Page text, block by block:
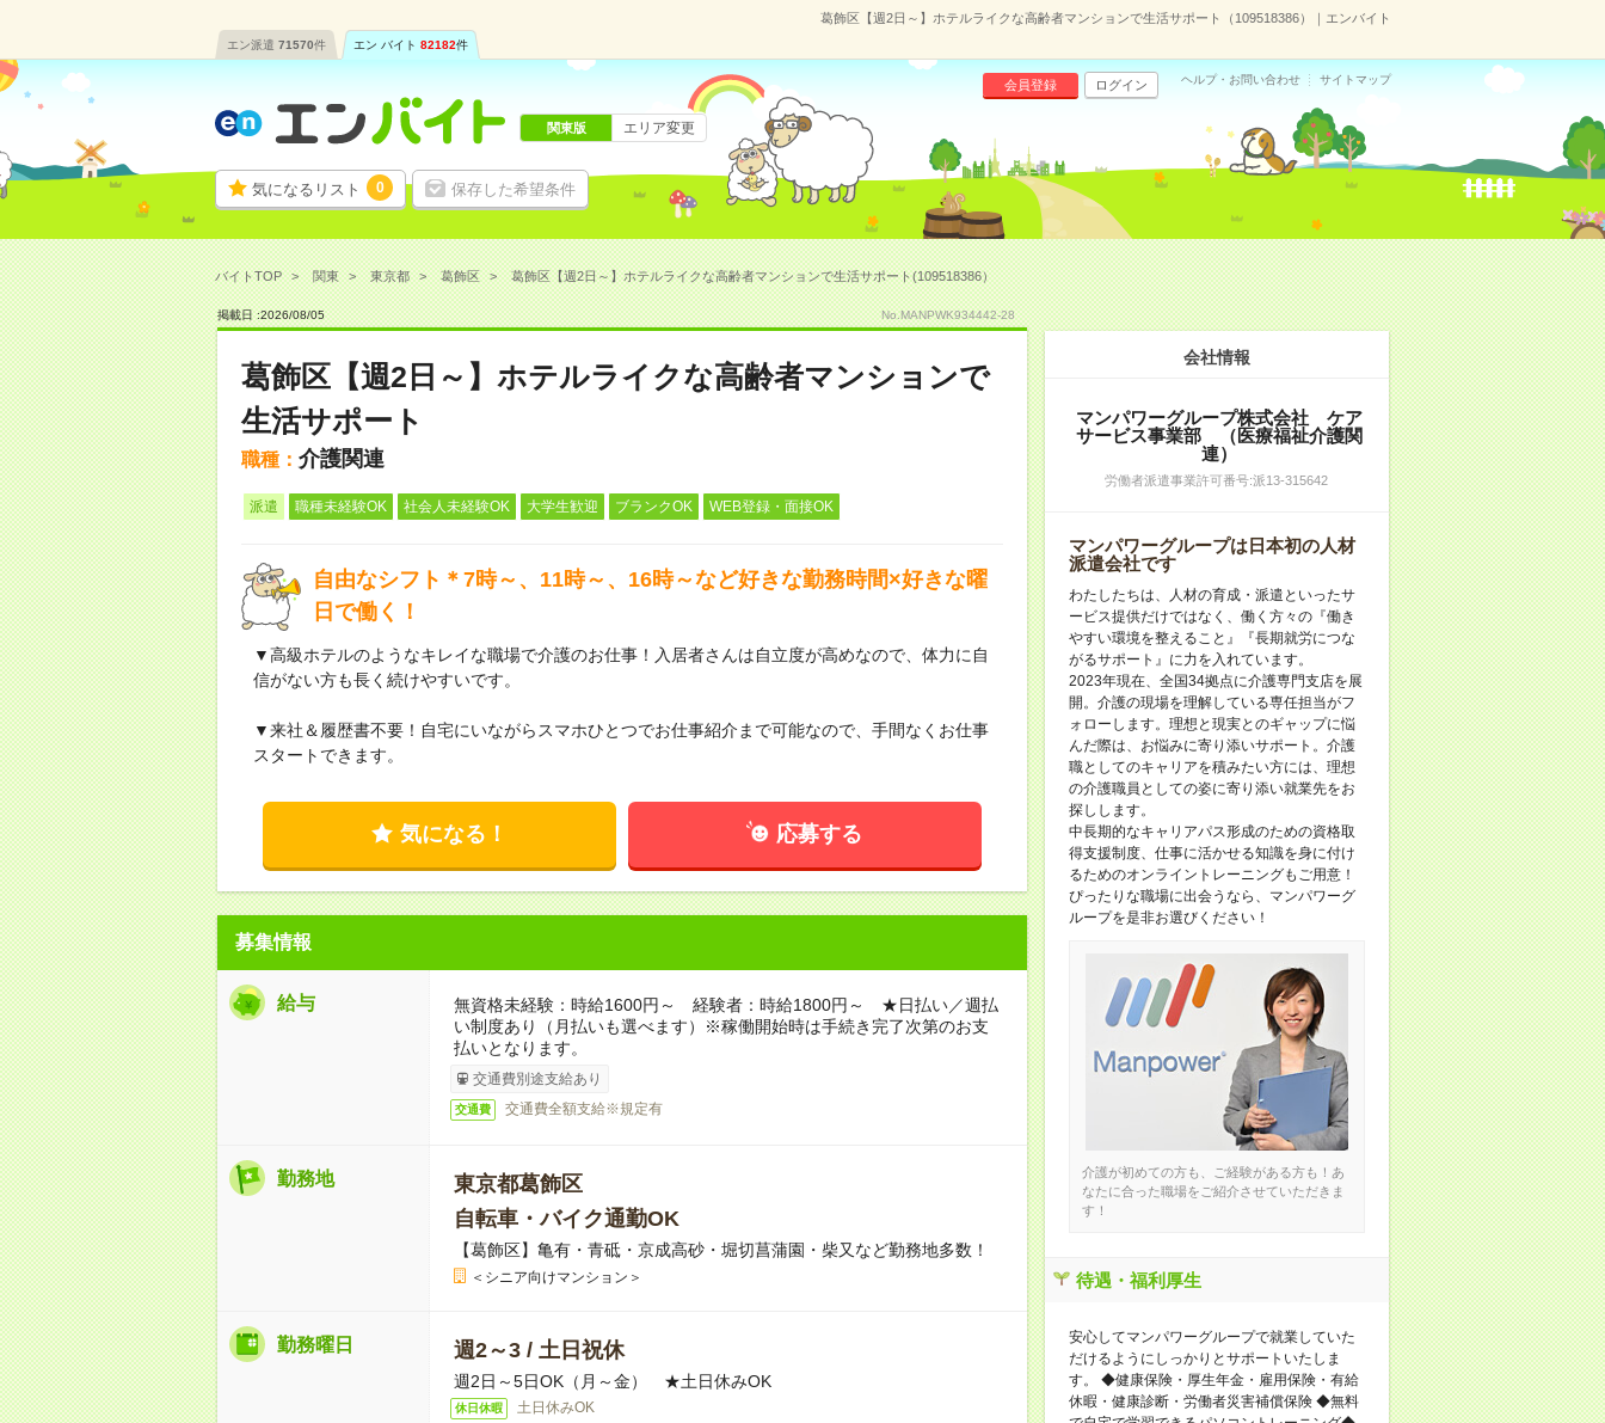
葛飾区【週2日～】ホテルライクな高齢者マンションで生活サポート（109518386）｜エンバイト
エン派遣 71570件 エン バイト 82182件
気になるリスト 0 保存した希望条件
会員登録 ログイン ヘルプ・お問い合わせ サイトマップ
関東版 エリア変更
バイトTOP 関東 東京都 葛飾区 葛飾区【週2日～】ホテルライクな高齢者マンションで生活サポート(109518386）
掲載日 :2026/08/05 No.MANPWK934442-28
葛飾区【週2日～】ホテルライクな高齢者マンションで
生活サポート
職種： 介護関連
派遣 職種未経験OK 社会人未経験OK 大学生歓迎 ブランクOK WEB登録・面接OK
自由なシフト＊7時～、11時～、16時～など好きな勤務時間×好きな曜
日で働く！
▼高級ホテルのようなキレイな職場で介護のお仕事！入居者さんは自立度が高めなので、体力に自
信がない方も長く続けやすいです。
▼来社＆履歴書不要！自宅にいながらスマホひとつでお仕事紹介まで可能なので、手間なくお仕事
スタートできます。
気になる！ 応募する
募集情報
給与
無資格未経験：時給1600円～ 経験者：時給1800円～ ★日払い／週払
い制度あり（月払いも選べます）※稼働開始時は手続き完了次第のお支
払いとなります。
交通費別途支給あり
交通費 交通費全額支給※規定有
勤務地
東京都葛飾区
自転車・バイク通勤OK
【葛飾区】亀有・青砥・京成高砂・堀切菖蒲園・柴又など勤務地多数！
＜シニア向けマンション＞
勤務曜日 週2～3 / 土日祝休
週2日～5日OK（月～金） ★土日休みOK
休日休暇 土日休みOK
会社情報
マンパワーグループ株式会社 ケア
サービス事業部 （医療福祉介護関
連）
労働者派遣事業許可番号:派13-315642
マンパワーグループは日本初の人材
派遣会社です
わたしたちは、人材の育成・派遣といったサ
ービス提供だけではなく、働く方々の『働き
やすい環境を整えること』『長期就労につな
がるサポート』に力を入れています。
2023年現在、全国34拠点に介護専門支店を展
開。介護の現場を理解している専任担当がフ
ォローします。理想と現実とのギャップに悩
んだ際は、お悩みに寄り添いサポート。介護
職としてのキャリアを積みたい方には、理想
の介護職員としての姿に寄り添い就業先をお
探しします。
中長期的なキャリアパス形成のための資格取
得支援制度、仕事に活かせる知識を身に付け
るためのオンライントレーニングもご用意！
ぴったりな職場に出会うなら、マンパワーグ
ループを是非お選びください！
介護が初めての方も、ご経験がある方も！あ
なたに合った職場をご紹介させていただきま
す！
待遇・福利厚生
安心してマンパワーグループで就業していた
だけるようにしっかりとサポートいたしま
す。 ◆健康保険・厚生年金・雇用保険・有給
休暇・健康診断・労働者災害補償保険 ◆無料